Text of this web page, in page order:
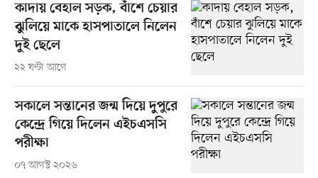
কাদায় বেহাল সড়ক, বাঁশে চেয়ার
ঝুলিয়ে মাকে হাসপাতালে নিলেন
দুই ছেলে
২২ ঘণ্টা আগে
সকালে সন্তানের জন্ম দিয়ে দুপুরে
কেন্দ্রে গিয়ে দিলেন এইচএসসি
পরীক্ষা
০৭ আগস্ট ২০২৬